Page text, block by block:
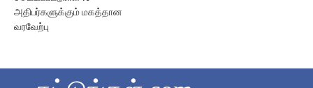
அதிபர்களுக்கும் மகத்தான
வரவேற்பு